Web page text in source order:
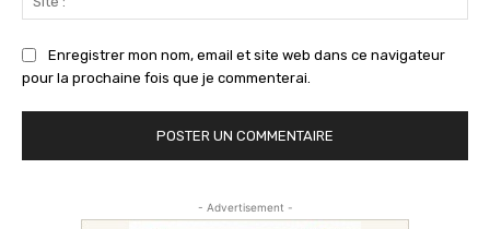
:
Enregistrer mon nom, email et site web dans ce navigateur
pour la prochaine fois que je commenterai.
- Advertisement -